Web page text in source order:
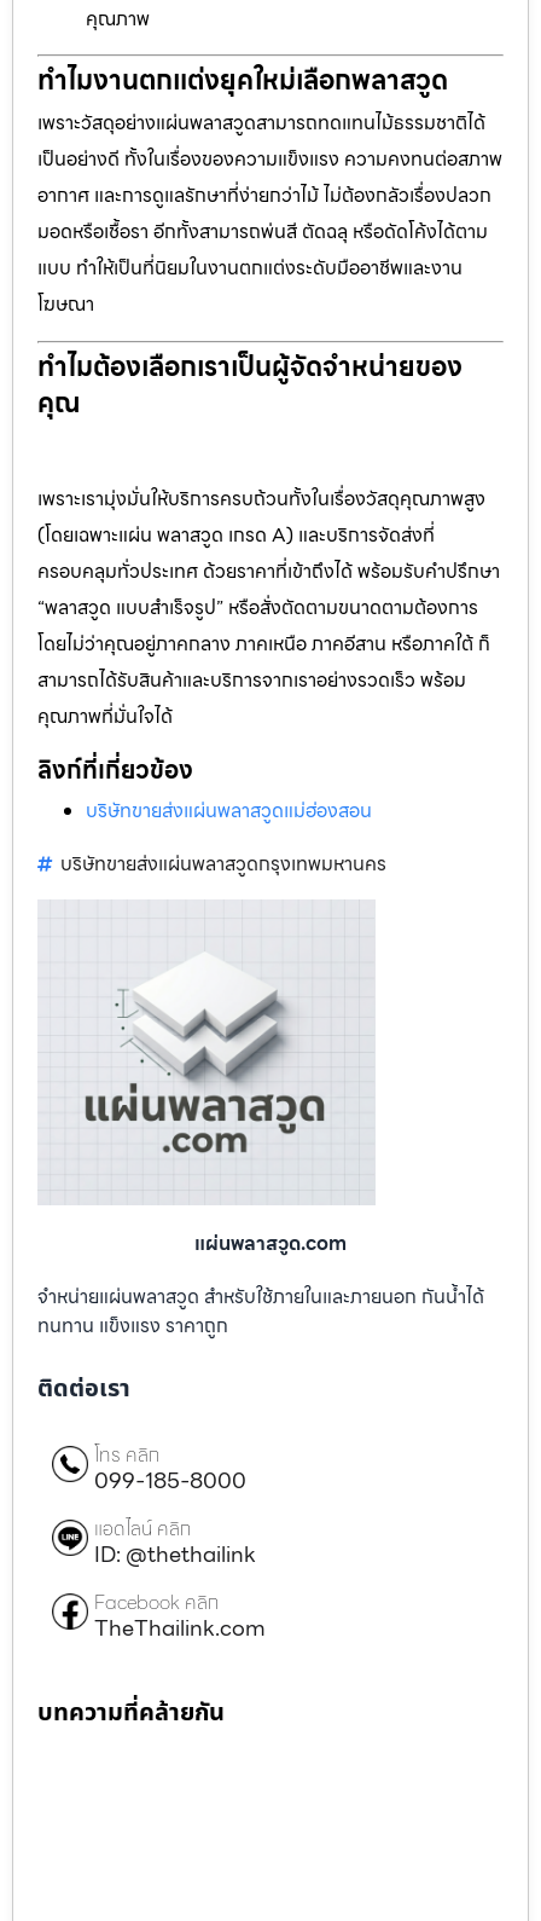
คุณภาพ
ทำไมงานตกแต่งยุคใหม่เลือกพลาสวูด
เพราะวัสดุอย่างแผ่นพลาสวูดสามารถทดแทนไม้ธรรมชาติได้
เป็นอย่างดี ทั้งในเรื่องของความแข็งแรง ความคงทนต่อสภาพ
อากาศ และการดูแลรักษาที่ง่ายกว่าไม้ ไม่ต้องกลัวเรื่องปลวก
มอดหรือเชื้อรา อีกทั้งสามารถพ่นสี ตัดฉลุ หรือดัดโค้งได้ตาม
แบบ ทำให้เป็นที่นิยมในงานตกแต่งระดับมืออาชีพและงาน
โฆษณา
ทำไมต้องเลือกเราเป็นผู้จัดจำหน่ายของ
คุณ
เพราะเรามุ่งมั่นให้บริการครบถ้วนทั้งในเรื่องวัสดุคุณภาพสูง
(โดยเฉพาะแผ่น พลาสวูด เกรด A) และบริการจัดส่งที่
ครอบคลุมทั่วประเทศ ด้วยราคาที่เข้าถึงได้ พร้อมรับคำปรึกษา
“พลาสวูด แบบสำเร็จรูป” หรือสั่งตัดตามขนาดตามต้องการ
โดยไม่ว่าคุณอยู่ภาคกลาง ภาคเหนือ ภาคอีสาน หรือภาคใต้ ก็
สามารถได้รับสินค้าและบริการจากเราอย่างรวดเร็ว พร้อม
คุณภาพที่มั่นใจได้
ลิงก์ที่เกี่ยวข้อง
บริษัทขายส่งแผ่นพลาสวูดแม่ฮ่องสอน
บริษัทขายส่งแผ่นพลาสวูดกรุงเทพมหานคร
แผ่นพลาสวูด.com
จำหน่ายแผ่นพลาสวูด สำหรับใช้ภายในและภายนอก กันน้ำได้
ทนทาน แข็งแรง ราคาถูก
ติดต่อเรา
โทร คลิก
099-185-8000
แอดไลน์ คลิก
ID: @thethailink
Facebook คลิก
TheThailink.com
บทความที่คล้ายกัน